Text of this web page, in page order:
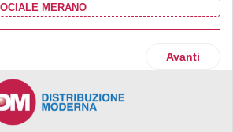
MERANO
Nuovo design per la gamma Müller
Articolo
Avanti